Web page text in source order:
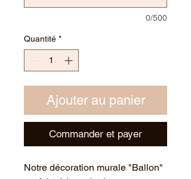
0/500
Quantité *
Ajouter au panier
Commander et payer
Notre décoration murale "Ballon"